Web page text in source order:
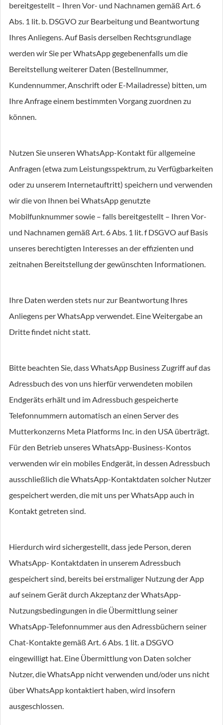
bereitgestellt – Ihren Vor- und Nachnamen gemäß Art. 6
Abs. 1 lit. b. DSGVO zur Bearbeitung und Beantwortung
Ihres Anliegens. Auf Basis derselben Rechtsgrundlage
werden wir Sie per WhatsApp gegebenenfalls um die
Bereitstellung weiterer Daten (Bestellnummer,
Kundennummer, Anschrift oder E-Mailadresse) bitten, um
Ihre Anfrage einem bestimmten Vorgang zuordnen zu
können.
Nutzen Sie unseren WhatsApp-Kontakt für allgemeine
Anfragen (etwa zum Leistungsspektrum, zu Verfügbarkeiten
oder zu unserem Internetauftritt) speichern und verwenden
wir die von Ihnen bei WhatsApp genutzte
Mobilfunknummer sowie – falls bereitgestellt – Ihren Vor-
und Nachnamen gemäß Art. 6 Abs. 1 lit. f DSGVO auf Basis
unseres berechtigten Interesses an der effizienten und
zeitnahen Bereitstellung der gewünschten Informationen.
Ihre Daten werden stets nur zur Beantwortung Ihres
Anliegens per WhatsApp verwendet. Eine Weitergabe an
Dritte findet nicht statt.
Bitte beachten Sie, dass WhatsApp Business Zugriff auf das
Adressbuch des von uns hierfür verwendeten mobilen
Endgeräts erhält und im Adressbuch gespeicherte
Telefonnummern automatisch an einen Server des
Mutterkonzerns Meta Platforms Inc. in den USA überträgt.
Für den Betrieb unseres WhatsApp-Business-Kontos
verwenden wir ein mobiles Endgerät, in dessen Adressbuch
ausschließlich die WhatsApp-Kontaktdaten solcher Nutzer
gespeichert werden, die mit uns per WhatsApp auch in
Kontakt getreten sind.
Hierdurch wird sichergestellt, dass jede Person, deren
WhatsApp- Kontaktdaten in unserem Adressbuch
gespeichert sind, bereits bei erstmaliger Nutzung der App
auf seinem Gerät durch Akzeptanz der WhatsApp-
Nutzungsbedingungen in die Übermittlung seiner
WhatsApp-Telefonnummer aus den Adressbüchern seiner
Chat-Kontakte gemäß Art. 6 Abs. 1 lit. a DSGVO
eingewilligt hat. Eine Übermittlung von Daten solcher
Nutzer, die WhatsApp nicht verwenden und/oder uns nicht
über WhatsApp kontaktiert haben, wird insofern
ausgeschlossen.